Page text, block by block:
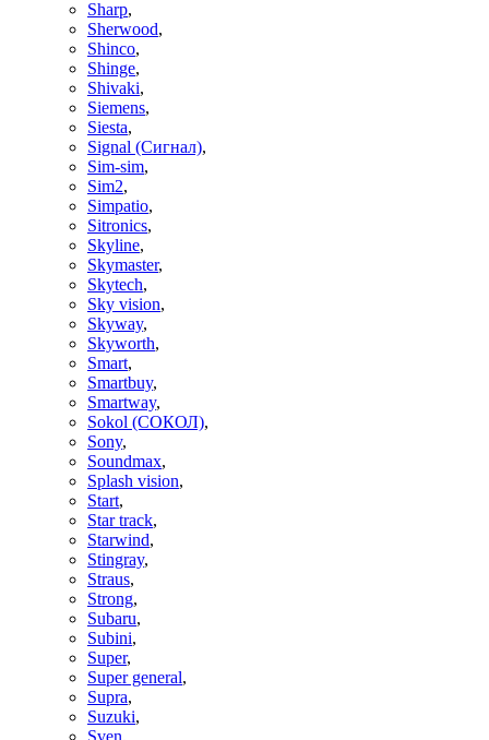
Sharp,
Sherwood,
Shinco,
Shinge,
Shivaki,
Siemens,
Siesta,
Signal (Сигнал),
Sim-sim,
Sim2,
Simpatio,
Sitronics,
Skyline,
Skymaster,
Skytech,
Sky vision,
Skyway,
Skyworth,
Smart,
Smartbuy,
Smartway,
Sokol (СОКОЛ),
Sony,
Soundmax,
Splash vision,
Start,
Star track,
Starwind,
Stingray,
Straus,
Strong,
Subaru,
Subini,
Super,
Super general,
Supra,
Suzuki,
Sven,